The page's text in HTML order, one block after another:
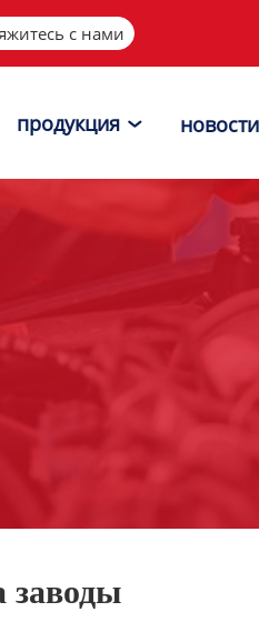
с нами
продукция  новости
заводы